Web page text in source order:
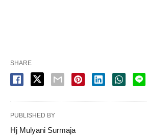
SHARE
PUBLISHED BY
Hj Mulyani Surmaja